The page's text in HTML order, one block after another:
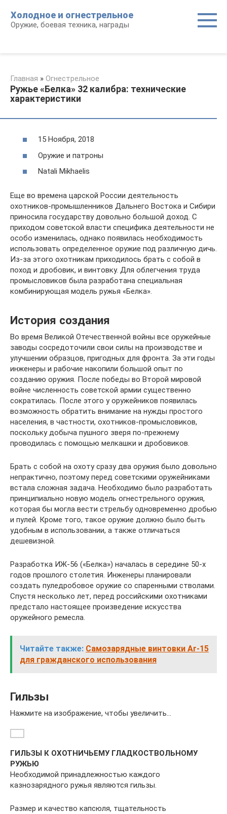
контенту
Холодное и огнестрельное
Оружие, боевая техника, награды
Главная » Огнестрельное
Ружье «Белка» 32 калибра: технические
характеристики
15 Ноября, 2018
Оружие и патроны
Natali Mikhaelis
Еще во времена царской России деятельность
охотников-промышленников Дальнего Востока и Сибири
приносила государству довольно большой доход. С
приходом советской власти специфика деятельности не
особо изменилась, однако появилась необходимость
использовать определенное оружие под различную дичь.
Из-за этого охотникам приходилось брать с собой в
поход и дробовик, и винтовку. Для облегчения труда
промысловиков была разработана специальная
комбинирующая модель ружья «Белка».
История создания
Во время Великой Отечественной войны все оружейные
заводы сосредоточили свои силы на производстве и
улучшении образцов, пригодных для фронта. За эти годы
инженеры и рабочие накопили большой опыт по
созданию оружия. После победы во Второй мировой
войне численность советской армии существенно
сократилась. После этого у оружейников появилась
возможность обратить внимание на нужды простого
населения, в частности, охотников-промысловиков,
поскольку добыча пушного зверя по-прежнему
проводилась с помощью мелкашки и дробовиков.
Брать с собой на охоту сразу два оружия было довольно
непрактично, поэтому перед советскими оружейниками
встала сложная задача. Необходимо было разработать
принципиально новую модель огнестрельного оружия,
которая бы могла вести стрельбу одновременно дробью
и пулей. Кроме того, такое оружие должно было быть
удобным в использовании, а также отличаться
дешевизной.
Разработка ИЖ-56 («Белка») началась в середине 50-х
годов прошлого столетия. Инженеры планировали
создать пуледробовое оружие со спаренными стволами.
Спустя несколько лет, перед российскими охотниками
предстало настоящее произведение искусства
оружейного ремесла.
Читайте также: Самозарядные винтовки Ar-15
для гражданского использования
Гильзы
Нажмите на изображение, чтобы увеличить…
ГИЛЬЗЫ К ОХОТНИЧЬЕМУ ГЛАДКОСТВОЛЬНОМУ
РУЖЬЮ
Необходимой принадлежностью каждого
казнозарядного ружья являются гильзы.
Размер и качество капсюля, тщательность